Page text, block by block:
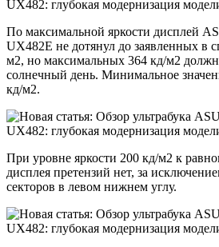
По максимальной яркости дисплей
UX482E не дотянул до заявленных в
м2, но максимальных 364 кд/м2
солнечный день. Минимальное
кд/м2.
При уровне яркости 200 кд/м2 к
дисплея претензий нет, за
секторов в левом нижнем углу.